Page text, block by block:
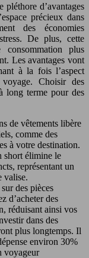
pléthore d’avantages
précieux dans
des économies
De plus, cette
consommation plus
Les avantages vont
à la fois l’aspect
Choisir des
long terme pour des
de vêtements libère
comme des
à votre destination.
short élimine le
représentant un
valise.
des pièces
d’acheter des
réduisant ainsi vos
dans des
plus longtemps. Il
environ 30%
voyageur